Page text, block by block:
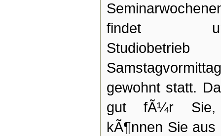
findet
Studiobetrieb
gewohnt statt.
gut fÃ¼r
kÃ¶nnen Sie aus